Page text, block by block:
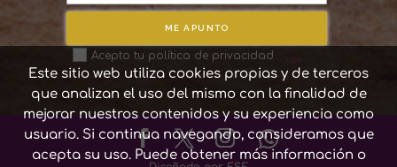
Este sitio web utiliza cookies propias y de terceros
que analizan el uso del mismo con la finalidad de
mejorar nuestros contenidos y su experiencia como
usuario. Si continua navegando, consideramos que
acepta su uso. Puede obtener más información o
LEER
Acepto tu política de privacidad
ME APUNTO